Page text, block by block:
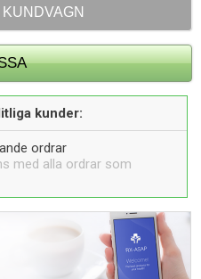
kunder:
ordrar
med alla ordrar som